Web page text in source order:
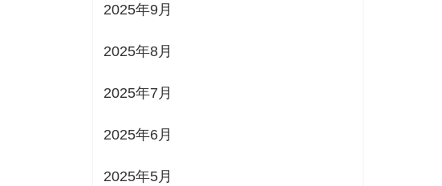
2025年9月
2025年8月
2025年7月
2025年6月
2025年5月